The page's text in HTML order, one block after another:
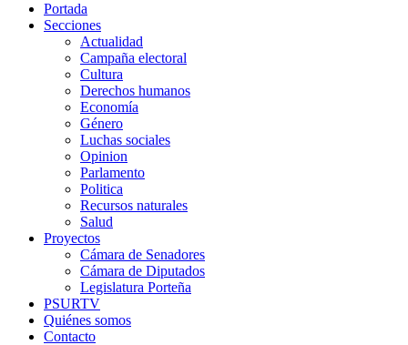
Portada
Secciones
Actualidad
Campaña electoral
Cultura
Derechos humanos
Economía
Género
Luchas sociales
Opinion
Parlamento
Politica
Recursos naturales
Salud
Proyectos
Cámara de Senadores
Cámara de Diputados
Legislatura Porteña
PSURTV
Quiénes somos
Contacto